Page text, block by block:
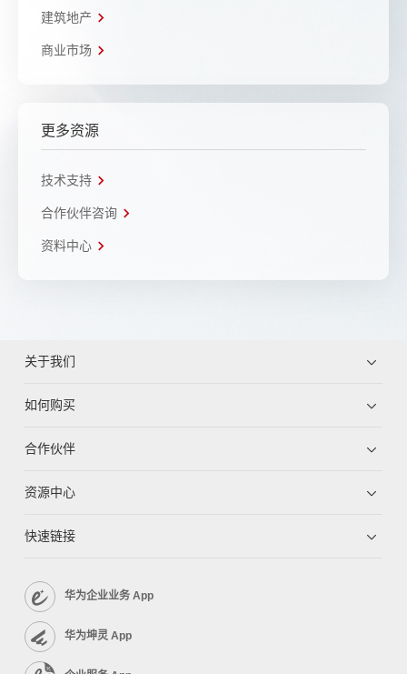
建筑地产
商业市场
更多资源
技术支持
合作伙伴咨询
资料中心
关于我们
如何购买
合作伙伴
资源中心
快速链接
华为企业业务 App
华为坤灵 App